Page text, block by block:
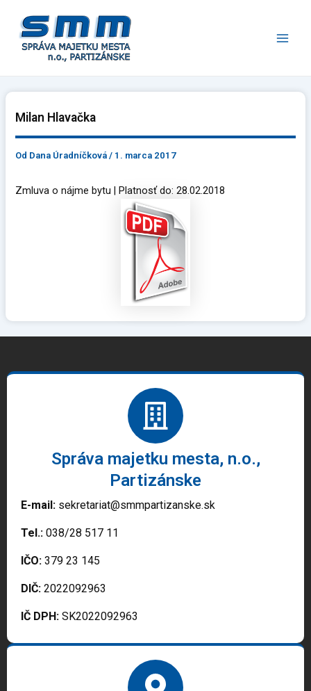
obsah
Milan Hlavačka
Od Dana Úradníčková/ 1. marca 2017
Zmluva o nájme bytu | Platnosť do: 28.02.2018
Správa majetku mesta, n.o.,
Partizánske
E-mail: sekretariat@smmpartizanske.sk
Tel.: 038/28 517 11
IČO: 379 23 145
DIČ: 2022092963
IČ DPH: SK2022092963